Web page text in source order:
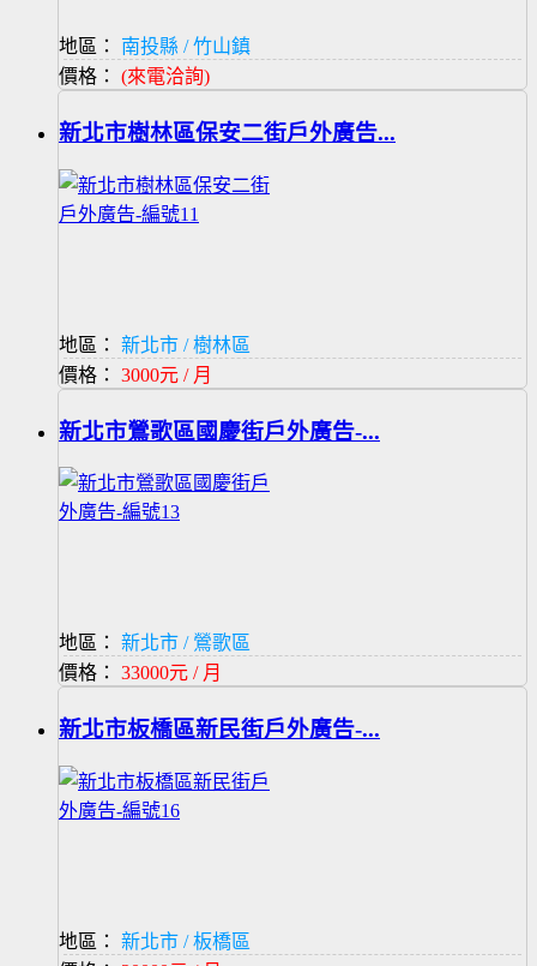
地區：
南投縣 / 竹山鎮
價格： (來電洽詢)
新北市樹林區保安二街戶外廣告...
地區：
新北市 / 樹林區
價格： 3000元 / 月
新北市鶯歌區國慶街戶外廣告-...
地區：
新北市 / 鶯歌區
價格： 33000元 / 月
新北市板橋區新民街戶外廣告-...
地區：
新北市 / 板橋區